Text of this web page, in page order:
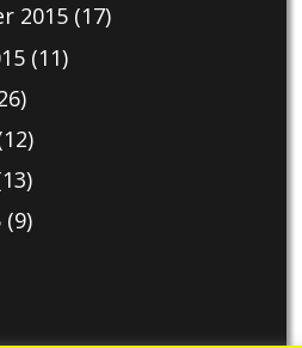
2015(17)
(11)
(9)